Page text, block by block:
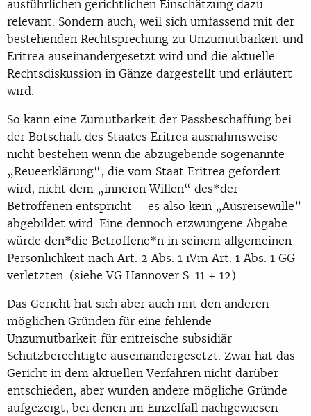
ausführlichen gerichtlichen Einschätzung dazu
relevant. Sondern auch, weil sich umfassend mit der
bestehenden Rechtsprechung zu Unzumutbarkeit und
Eritrea auseinandergesetzt wird und die aktuelle
Rechtsdiskussion in Gänze dargestellt und erläutert
wird.
So kann eine Zumutbarkeit der Passbeschaffung bei
der Botschaft des Staates Eritrea ausnahmsweise
nicht bestehen wenn die abzugebende sogenannte
„Reueerklärung“, die vom Staat Eritrea gefordert
wird, nicht dem „inneren Willen“ des*der
Betroffenen entspricht – es also kein „Ausreisewille”
abgebildet wird. Eine dennoch erzwungene Abgabe
würde den*die Betroffene*n in seinem allgemeinen
Persönlichkeit nach Art. 2 Abs. 1 iVm Art. 1 Abs. 1 GG
verletzten. (siehe VG Hannover S. 11 + 12)
Das Gericht hat sich aber auch mit den anderen
möglichen Gründen für eine fehlende
Unzumutbarkeit für eritreische subsidiär
Schutzberechtigte auseinandergesetzt. Zwar hat das
Gericht in dem aktuellen Verfahren nicht darüber
entschieden, aber wurden andere mögliche Gründe
aufgezeigt, bei denen im Einzelfall nachgewiesen